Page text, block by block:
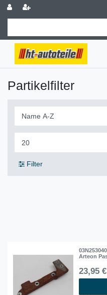
Partikelfilter
Filter
Arteon
23,95